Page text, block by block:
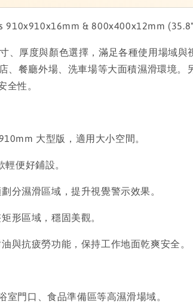
& 800x400x12mm
、厚度與顏色選擇，滿足各種使用場域
、餐廳外場、洗車場等大面積濕滑環境
全性。
大型版，適用大小空間。
便好鋪設。
分濕滑區域，提升視覺警示效果。
形區域，穩固美觀。
與抗疲勞功能，保持工作地面乾爽安全。
門口、食品準備區等高濕滑場域。